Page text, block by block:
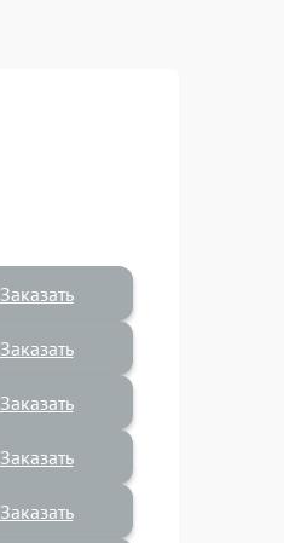
Заказать
Заказать